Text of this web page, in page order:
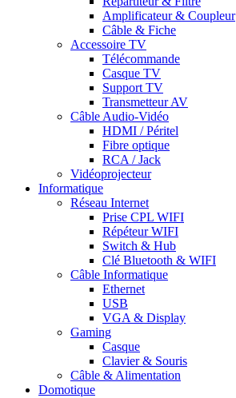
Amplificateur & Coupleur
Câble & Fiche
Accessoire TV
Télécommande
Casque TV
Support TV
Transmetteur AV
Câble Audio-Vidéo
HDMI / Péritel
Fibre optique
RCA / Jack
Vidéoprojecteur
Informatique
Réseau Internet
Prise CPL WIFI
Répéteur WIFI
Switch & Hub
Clé Bluetooth & WIFI
Câble Informatique
Ethernet
USB
VGA & Display
Gaming
Casque
Clavier & Souris
Câble & Alimentation
Domotique